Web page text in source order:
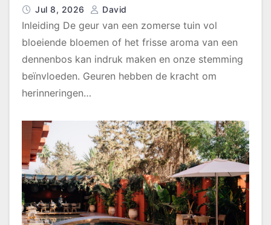
Jul 8, 2026 David
Inleiding De geur van een zomerse tuin vol
bloeiende bloemen of het frisse aroma van een
dennenbos kan indruk maken en onze stemming
beïnvloeden. Geuren hebben de kracht om
herinneringen…